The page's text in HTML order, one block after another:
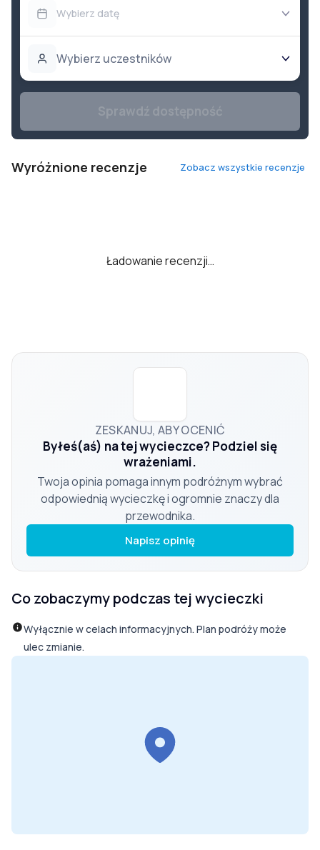
Wybierz datę
Wybierz uczestników
Wyróżnione recenzje Zobacz wszystkie recenzje
Ładowanie recenzji…
ZESKANUJ, ABY OCENIĆ
Byłeś(aś) na tej wycieczce? Podziel się
wrażeniami.
Twoja opinia pomaga innym podróżnym wybrać
odpowiednią wycieczkę i ogromnie znaczy dla
przewodnika.
Napisz opinię
Co zobaczymy podczas tej wycieczki
Wyłącznie w celach informacyjnych. Plan podróży może
ulec zmianie.